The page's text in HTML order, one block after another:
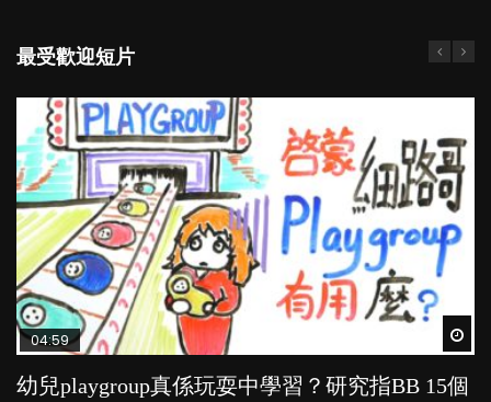
最受歡迎短片
04:59
幼兒playgroup真係玩耍中學習？研究指BB 15個
03:39
幼稚園遊戲課 如何刺激幼兒自發學習取代獎勵
03:02
老公患產後憂鬱症對BB的影響
04:18
凡事以BB為中心，就係好爸媽？｜別忽視父母
04:06
全職好？在職好？｜全職媽媽與在職媽媽的壓